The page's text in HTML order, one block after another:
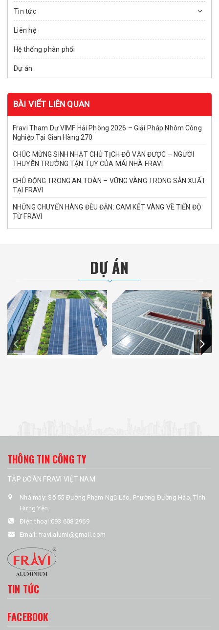
Tin tức
Liên hệ
Hệ thống phân phối
Dự án
BÀI VIẾT LIÊN QUAN
Fravi Tham Dự VIMF Hải Phòng 2026 – Giải Pháp Nhôm Công
Nghiệp Tại Gian Hàng 270
CHÚC MỪNG SINH NHẬT CHỦ TỊCH ĐỖ VĂN ĐƯỢC – NGƯỜI
THUYỀN TRƯỞNG TẬN TỤY CỦA MÁI NHÀ FRAVI
CHỦ ĐỘNG TRONG AN TOÀN – VỮNG VÀNG TRONG SẢN XUẤT
TẠI FRAVI
NHỮNG CHUYẾN HÀNG ĐỀU ĐẶN: CAM KẾT VÀNG VỀ TIẾN ĐỘ
TỪ FRAVI
DỰ ÁN
THÔNG TIN CÔNG TY
TẬP ĐOÀN FRAVI VIỆT NAM
Nhà máy: Số 55 Đường Phạm Ngũ Lão, Phường Đường Hào, Tỉnh
Hưng Yên.
Điện thoại:093 608 2969
Email: fravi.alumi@gmail.com
TIN TỨC
FACEBOOK